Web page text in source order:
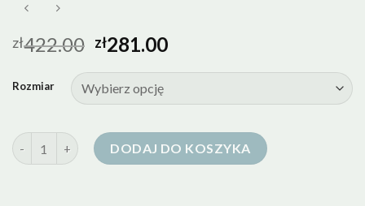
zł422.00 zł281.00
Rozmiar
ilość kurtka puchowa mangoDODAJ DO KOSZYKA